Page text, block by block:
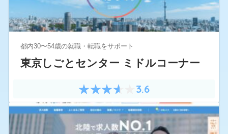
都内30〜54歳の就職・転職をサポート
東京しごとセンター ミドルコーナー
3.6